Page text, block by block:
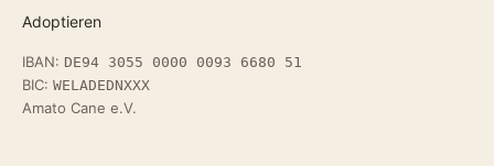
Adoptieren
IBAN: DE94 3055 0000 0093 6680 51
BIC: WELADEDNXXX
Amato Cane e.V.